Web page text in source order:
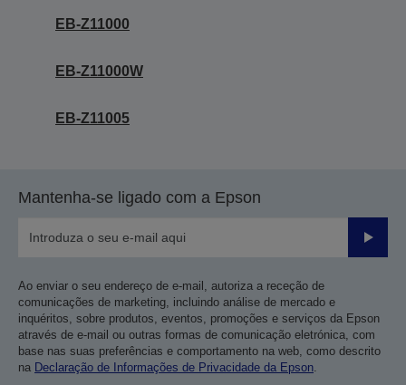
EB-Z11000
EB-Z11000W
EB-Z11005
Mantenha-se ligado com a Epson
Enviar
Ao enviar o seu endereço de e-mail, autoriza a receção de
comunicações de marketing, incluindo análise de mercado e
inquéritos, sobre produtos, eventos, promoções e serviços da Epson
através de e-mail ou outras formas de comunicação eletrónica, com
base nas suas preferências e comportamento na web, como descrito
na Declaração de Informações de Privacidade da Epson.